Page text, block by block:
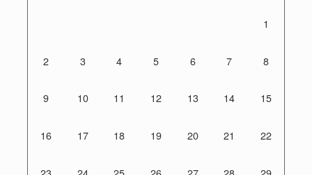
1
2 3 4 5 6 7 8
9 10 11 12 13 14 15
16 17 18 19 20 21 22